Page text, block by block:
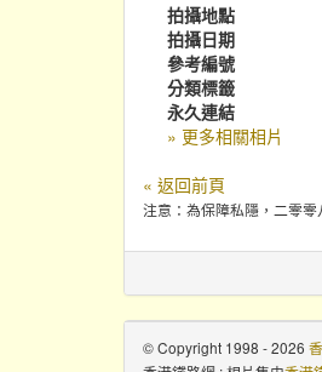
拍攝地點
拍攝日期
參考編號
分類標籤
永久連結
» 更多相關相片
« 返回前頁
注意：為保障私隱，二零
© Copyright 1998 - 2026